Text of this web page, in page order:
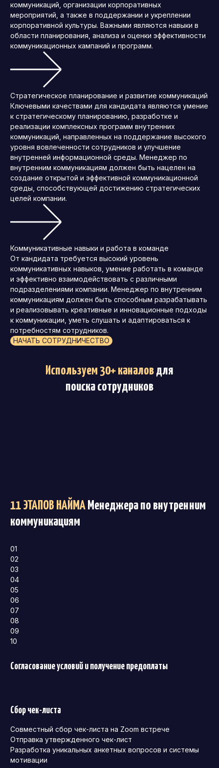
коммуникаций, организации корпоративных
мероприятий, а также в поддержании и укреплении
корпоративной культуры. Важными являются навыки в
области планирования, анализа и оценки эффективности
коммуникационных кампаний и программ.
Стратегическое планирование и развитие коммуникаций
Ключевыми качествами для кандидата являются умение
к стратегическому планированию, разработке и
реализации комплексных программ внутренних
коммуникаций, направленных на поддержание высокого
уровня вовлеченности сотрудников и улучшение
внутренней информационной среды. Менеджер по
внутренним коммуникациям должен быть нацелен на
создание открытой и эффективной коммуникационной
среды, способствующей достижению стратегических
целей компании.
Коммуникативные навыки и работа в команде
От кандидата требуется высокий уровень
коммуникативных навыков, умение работать в команде
и эффективно взаимодействовать с различными
подразделениями компании. Менеджер по внутренним
коммуникациям должен быть способным разрабатывать
и реализовывать креативные и инновационные подходы
к коммуникации, уметь слушать и адаптироваться к
потребностям сотрудников.
НАЧАТЬ СОТРУДНИЧЕСТВО
Используем 30+ каналовдля
поиска сотрудников
11 ЭТАПОВ НАЙМА Менеджера по внутренним
коммуникациям
01
02
03
04
05
06
07
08
09
10
Согласование условий и получение предоплаты
Сбор чек-листа
Совместный сбор чек-листа на Zoom встрече
Отправка утвержденного чек-лист
Разработка уникальных анкетных вопросов и системы
мотивации